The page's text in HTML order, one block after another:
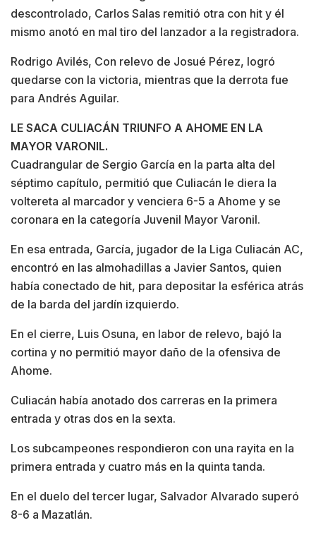
descontrolado, Carlos Salas remitió otra con hit y él
mismo anotó en mal tiro del lanzador a la registradora.
Rodrigo Avilés, Con relevo de Josué Pérez, logró
quedarse con la victoria, mientras que la derrota fue
para Andrés Aguilar.
LE SACA CULIACÁN TRIUNFO A AHOME EN LA
MAYOR VARONIL.
Cuadrangular de Sergio García en la parta alta del
séptimo capítulo, permitió que Culiacán le diera la
voltereta al marcador y venciera 6-5 a Ahome y se
coronara en la categoría Juvenil Mayor Varonil.
En esa entrada, García, jugador de la Liga Culiacán AC,
encontró en las almohadillas a Javier Santos, quien
había conectado de hit, para depositar la esférica atrás
de la barda del jardín izquierdo.
En el cierre, Luis Osuna, en labor de relevo, bajó la
cortina y no permitió mayor daño de la ofensiva de
Ahome.
Culiacán había anotado dos carreras en la primera
entrada y otras dos en la sexta.
Los subcampeones respondieron con una rayita en la
primera entrada y cuatro más en la quinta tanda.
En el duelo del tercer lugar, Salvador Alvarado superó
8-6 a Mazatlán.